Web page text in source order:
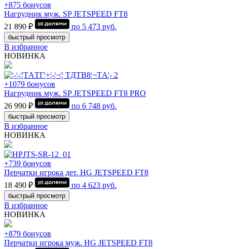
+875 бонусов
Нагрудник муж. SP JETSPEED FT8
21 890 ₽
по 5 473 руб.
быстрый просмотр
В избранное
НОВИНКА
+1079 бонусов
Нагрудник муж. SP JETSPEED FT8 PRO
26 990 ₽
по 6 748 руб.
быстрый просмотр
В избранное
НОВИНКА
+739 бонусов
Перчатки игрока дет. HG JETSPEED FT8
18 490 ₽
по 4 623 руб.
быстрый просмотр
В избранное
НОВИНКА
+879 бонусов
Перчатки игрока муж. HG JETSPEED FT8